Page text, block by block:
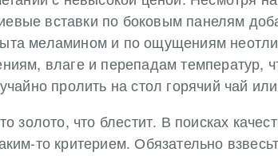
вставки по боковым панелям
меламином и по ощущениям
влаге и перепадам температур,
пролить на стол горячий чай
золото, что блестит. В поисках
то критерием. Обязательно